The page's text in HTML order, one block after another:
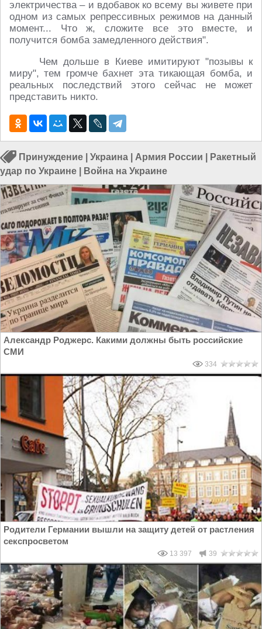
электричества – и вдобавок ко всему вы живете при
одном из самых репрессивных режимов на данный
момент... Что ж, сложите все это вместе, и
получится бомба замедленного действия".
Чем дольше в Киеве имитируют "позывы к
миру", тем громче бахнет эта тикающая бомба, и
реальных последствий этого сейчас не может
представить никто.
Принуждение Украина Армия России
Ракетный
удар по Украине
Война на Украине
Александр Роджерс. Какими должны быть российские
СМИ
334
Родители Германии вышли на защиту детей от растления
секспросветом
13 397 39